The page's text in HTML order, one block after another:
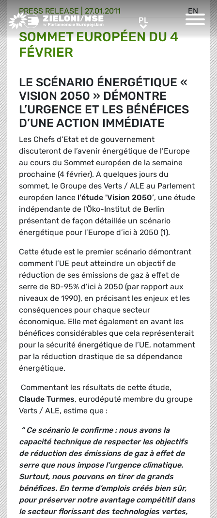
Greens/EFA Home PLPL
EN
PRESS RELEASE | 27.01.2011
SOMMET EUROPÉEN DU 4
FÉVRIER
LE SCÉNARIO ÉNERGÉTIQUE «
VISION 2050 » DÉMONTRE
L’URGENCE ET LES BÉNÉFICES
D’UNE ACTION IMMÉDIATE
Les Chefs d’Etat et de gouvernement
discuteront de l’avenir énergétique de l’Europe
au cours du Sommet européen de la semaine
prochaine (4 février). A quelques jours du
sommet, le Groupe des Verts / ALE au Parlement
européen lance l'étude 'Vision 2050’, une étude
indépendante de l'Öko-Institut de Berlin
présentant de façon détaillée un scénario
énergétique pour l’Europe d’ici à 2050 (1).
Cette étude est le premier scénario démontrant
comment l’UE peut atteindre un objectif de
réduction de ses émissions de gaz à effet de
serre de 80-95% d’ici à 2050 (par rapport aux
niveaux de 1990), en précisant les enjeux et les
conséquences pour chaque secteur
économique. Elle met également en avant les
bénéfices considérables que cela représenterait
pour la sécurité énergétique de l’UE, notamment
par la réduction drastique de sa dépendance
énergétique.
Commentant les résultats de cette étude,
Claude Turmes, eurodéputé membre du groupe
Verts / ALE, estime que :
“ Ce scénario le confirme : nous avons la
capacité technique de respecter les objectifs
de réduction des émissions de gaz à effet de
serre que nous impose l’urgence climatique.
Surtout, nous pouvons en tirer de grands
bénéfices. En terme d’emplois créés bien sûr,
pour préserver notre avantage compétitif dans
le secteur florissant des technologies vertes,